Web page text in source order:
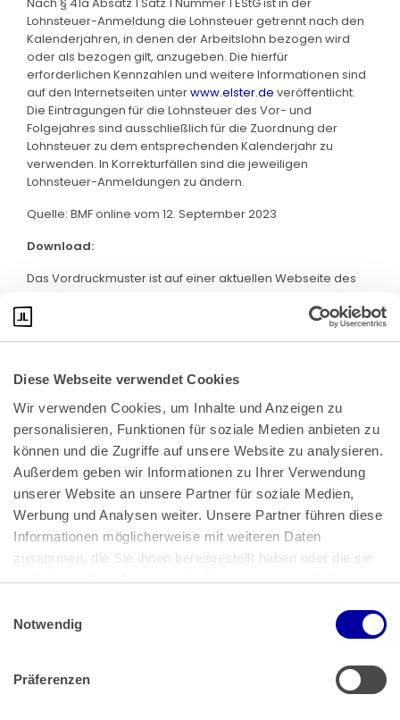
Diese Webseite verwendet Cookies
Wir verwenden Cookies, um Inhalte und Anzeigen zu
personalisieren, Funktionen für soziale Medien anbieten zu
können und die Zugriffe auf unsere Website zu analysieren.
Außerdem geben wir Informationen zu Ihrer Verwendung
unserer Website an unsere Partner für soziale Medien,
Werbung und Analysen weiter. Unsere Partner führen diese
Informationen möglicherweise mit weiteren Daten
zusammen, die Sie ihnen bereitgestellt haben oder die sie
im Rahmen Ihrer Nutzung der Dienste gesammelt haben.
Impressum
Notwendig
Präferenzen
Lohnsteuer-Anmeldung die Lohnsteuer getrennt nach den
Kalenderjahren, in denen der Arbeitslohn bezogen wird
oder als bezogen gilt, anzugeben. Die hierfür
erforderlichen Kennzahlen und weitere Informationen sind
auf den Internetseiten unterwww.elster.de veröffentlicht.
Die Eintragungen für die Lohnsteuer des Vor- und
Folgejahres sind ausschließlich für die Zuordnung der
Lohnsteuer zu dem entsprechenden Kalenderjahr zu
verwenden. In Korrekturfällen sind die jeweiligen
Lohnsteuer-Anmeldungen zu ändern.
Quelle: BMF online vom 12. September 2023
Download:
Das Vordruckmuster ist auf einer aktuellen Webseite des
Bundeskanzlerplatz 2
53113 Bonn
Pressemitteilungen|AGB
Impressum|Datenschutz